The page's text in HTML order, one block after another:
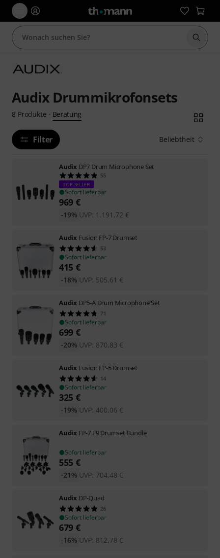
Suche
Audix Drummikrofonsets
8 Produkte · Beratung
Filter Beliebtheit
Audix DP7 Drum Microphone Set
55
TOP-SELLER
Sofort lieferbar
969 €
UVP: 1.191,72 €
-19%
Audix Fusion FP-7 Drumset
53
Sofort lieferbar
415 €
UVP: 505,61 €
-18%
Audix DP5-A Drum Microphone Set
71
Sofort lieferbar
699 €
UVP: 870,83 €
-20%
Audix Fusion FP-5 Drumset
14
Sofort lieferbar
325 €
UVP: 400,06 €
-19%
Audix FP-7 F9 Drumset Bundle
Sofort lieferbar
555 €
UVP: 704,48 €
-21%
Audix DP-Quad
26
Sofort lieferbar
679 €
UVP: 812,78 €
-16%